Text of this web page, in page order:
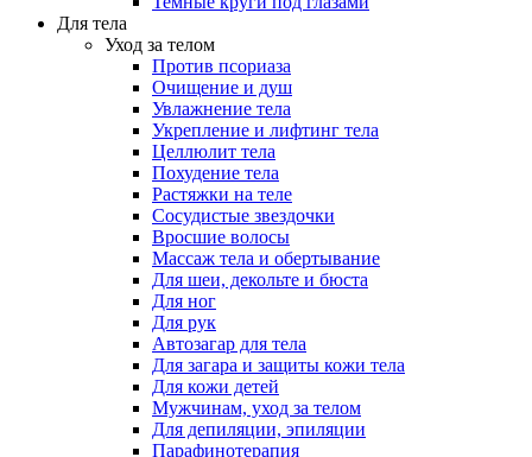
Для тела
Уход за телом
Против псориаза
Очищение и душ
Увлажнение тела
Укрепление и лифтинг тела
Целлюлит тела
Похудение тела
Растяжки на теле
Сосудистые звездочки
Вросшие волосы
Массаж тела и обертывание
Для шеи, декольте и бюста
Для ног
Для рук
Автозагар для тела
Для загара и защиты кожи тела
Для кожи детей
Мужчинам, уход за телом
Для депиляции, эпиляции
Парафинотерапия